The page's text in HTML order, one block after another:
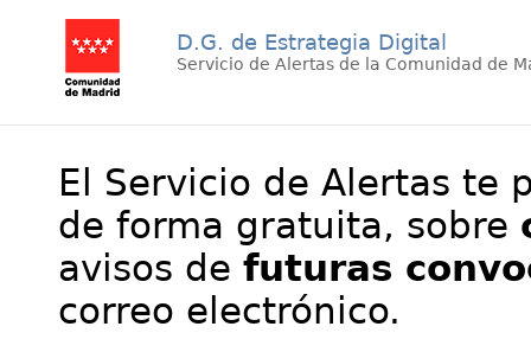
D.G. de Estrategia Digital
Servicio de Alertas de la Comunidad de
El Servicio de Alertas te
de forma gratuita, sobre
avisos de futuras
correo electrónico.